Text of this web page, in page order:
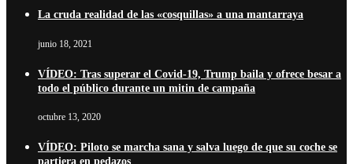
La cruda realidad de las «cosquillas» a una mantarraya
junio 18, 2021
VÍDEO: Tras superar el Covid-19, Trump baila y ofrece besar a
todo el público durante un mitin de campaña
octubre 13, 2020
VÍDEO: Piloto se marcha sana y salva luego de que su coche se
partiera en pedazos